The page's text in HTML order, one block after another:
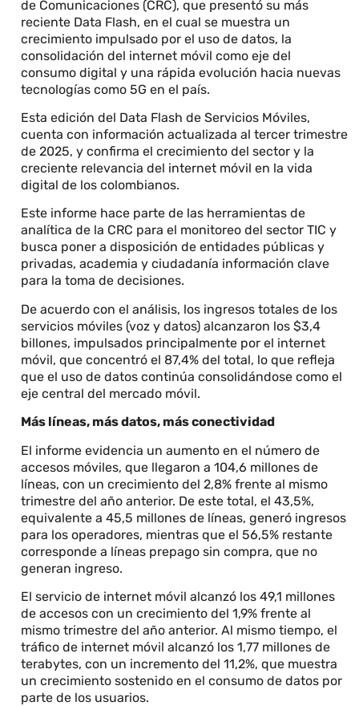
de Comunicaciones (CRC), que presentó su más
reciente Data Flash, en el cual se muestra un
crecimiento impulsado por el uso de datos, la
consolidación del internet móvil como eje del
consumo digital y una rápida evolución hacia nuevas
tecnologías como 5G en el país.
Esta edición del Data Flash de Servicios Móviles,
cuenta con información actualizada al tercer trimestre
de 2025, y confirma el crecimiento del sector y la
creciente relevancia del internet móvil en la vida
digital de los colombianos.
Este informe hace parte de las herramientas de
analítica de la CRC para el monitoreo del sector TIC y
busca poner a disposición de entidades públicas y
privadas, academia y ciudadanía información clave
para la toma de decisiones.
De acuerdo con el análisis, los ingresos totales de los
servicios móviles (voz y datos) alcanzaron los $3,4
billones, impulsados principalmente por el internet
móvil, que concentró el 87,4% del total, lo que refleja
que el uso de datos continúa consolidándose como el
eje central del mercado móvil.
Más líneas, más datos, más conectividad
El informe evidencia un aumento en el número de
accesos móviles, que llegaron a 104,6 millones de
líneas, con un crecimiento del 2,8% frente al mismo
trimestre del año anterior. De este total, el 43,5%,
equivalente a 45,5 millones de líneas, generó ingresos
para los operadores, mientras que el 56,5% restante
corresponde a líneas prepago sin compra, que no
generan ingreso.
El servicio de internet móvil alcanzó los 49,1 millones
de accesos con un crecimiento del 1,9% frente al
mismo trimestre del año anterior. Al mismo tiempo, el
tráfico de internet móvil alcanzó los 1,77 millones de
terabytes, con un incremento del 11,2%, que muestra
un crecimiento sostenido en el consumo de datos por
parte de los usuarios.